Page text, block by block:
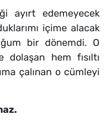
ayırt edemeyecek
içime alacak
bir dönemdi. O
hem fısıltı
çalınan o cümleyi